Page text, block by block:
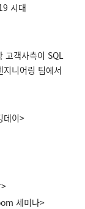
시대
객사측이 SQL
니어링 팀에서
데이>
세미나>